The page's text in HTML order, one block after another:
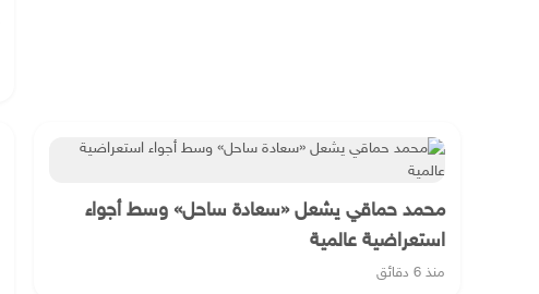
محمد حماقي يشعل «سعادة ساحل» وسط أجواء
استعراضية عالمية
منذ 6 دقائق